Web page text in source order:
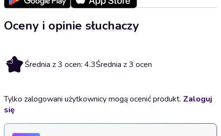
Oceny i opinie słuchaczy
4.3 Średnia z 3 ocen: 4.3Średnia z 3 ocen
Tylko zalogowani użytkownicy mogą ocenić produkt. Zaloguj
się